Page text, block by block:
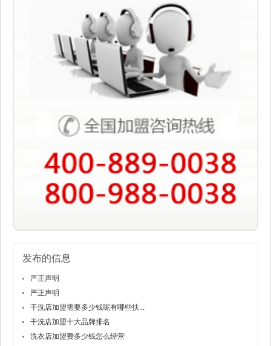
发布的信息
严正声明
严正声明
干洗店加盟需要多少钱呢有哪些扶...
干洗店加盟十大品牌排名
洗衣店加盟费多少钱怎么经营